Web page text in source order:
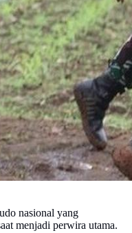
nasional yang
menjadi perwira utama.